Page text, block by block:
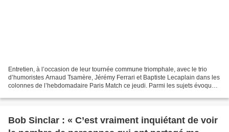
Entretien, à l’occasion de leur tournée commune triomphale, avec le trio
d’humoristes Arnaud Tsamère, Jérémy Ferrari et Baptiste Lecaplain dans les
colonnes de l’hebdomadaire Paris Match ce jeudi. Parmi les sujets évoqués,
Bob Sinclar : « C’est vraiment inquiétant de voir